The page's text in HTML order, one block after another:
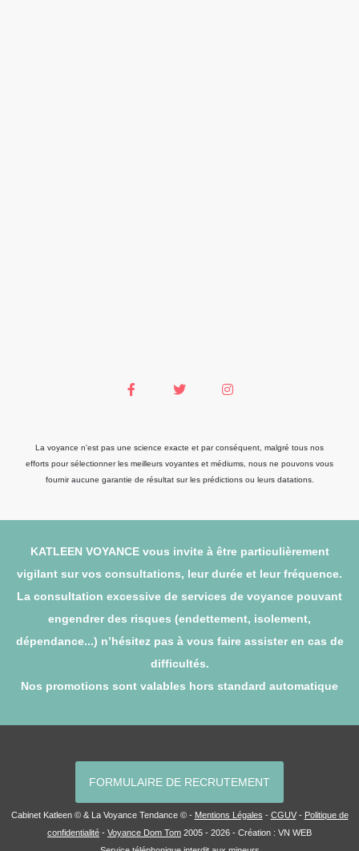
La voyance n'est pas une science exacte et par conséquent, malgré tous nos
efforts pour sélectionner les meilleurs voyantes et médiums, nous ne pouvons vous
fournir aucune garantie de résultat sur les prédictions ou leurs datations.
KATLEEN VOYANCE vous invite à être particulièrement
vigilant sur vos consultations, leur durée et leur fréquence.
La consultation excessive de services de voyance pouvant
engendrer des risques (endettement, isolement,
dépendance...) n’hésitez pas à vous faire assister en cas de
difficultés.
Nos promotions sont valables hors standard automatique
FORMULAIRE DE RECRUTEMENT
Cabinet Katleen © & La Voyance Tendance © - Mentions Légales - CGUV- Politique de
confidentialité - Voyance Dom Tom 2005 - 2026 - Création : VN WEB